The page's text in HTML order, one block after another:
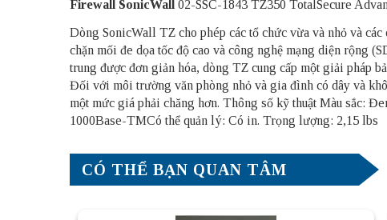
Firewall SonicWall 02-SSC-1843 TZ350 TotalSecure
Dòng SonicWall TZ cho phép các tổ chức vừa và nhỏ và
chặn mối đe dọa tốc độ cao và công nghệ mạng diện rộng
trung được đơn giản hóa, dòng TZ cung cấp một giải pháp
Đối với môi trường văn phòng nhỏ và gia đình có dây và
một mức giá phải chăng hơn. Thông số kỹ thuật Màu sắc:
1000Base-TMCó thể quản lý: Có in. Trọng lượng: 2,15 lbs
CÓ THỂ BẠN QUAN TÂM